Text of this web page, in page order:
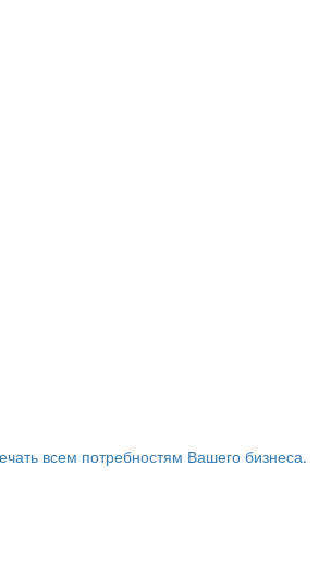
всем потребностям Вашего бизнеса.